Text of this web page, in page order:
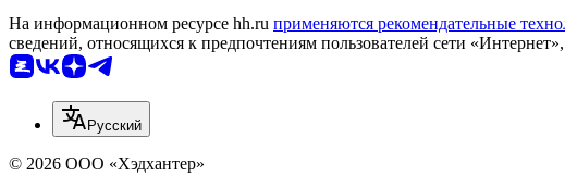
На информационном ресурсе hh.ru применяются рекомендательные
сведений, относящихся к предпочтениям пользователей сети
Русский
© 2026 ООО «Хэдхантер»